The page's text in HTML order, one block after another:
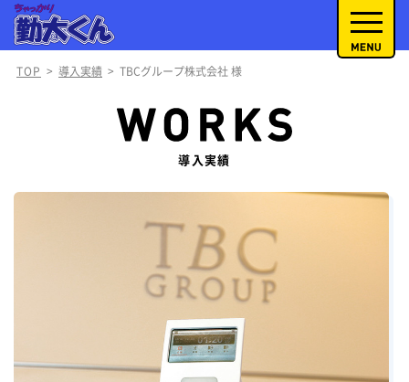
TOP > 導入実績 > TBCグループ株式会社 様
導入実績